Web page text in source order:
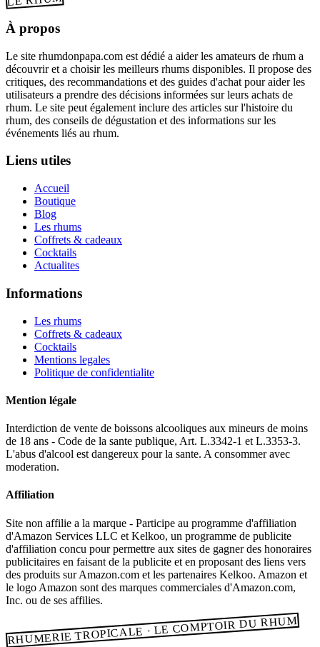
À propos
Le site rhumdonpapa.com est dédié a aider les amateurs de rhum a
découvrir et a choisir les meilleurs rhums disponibles. Il propose des
critiques, des recommandations et des guides d'achat pour aider les
utilisateurs a prendre des décisions informées sur leurs achats de
rhum. Le site peut également inclure des articles sur l'histoire du
rhum, des conseils de dégustation et des informations sur les
événements liés au rhum.
Liens utiles
Accueil
Boutique
Blog
Les rhums
Coffrets & cadeaux
Cocktails
Actualites
Informations
Les rhums
Coffrets & cadeaux
Cocktails
Mentions legales
Politique de confidentialite
Mention légale
Interdiction de vente de boissons alcooliques aux mineurs de moins
de 18 ans - Code de la sante publique, Art. L.3342-1 et L.3353-3.
L'abus d'alcool est dangereux pour la sante. A consommer avec
moderation.
Affiliation
Site non affilie a la marque - Participe au programme d'affiliation
d'Amazon Services LLC et Kelkoo, un programme de publicite
d'affiliation concu pour permettre aux sites de gagner des honoraires
publicitaires en faisant de la publicite et en proposant des liens vers
des produits sur Amazon.com et les partenaires Kelkoo. Amazon et
le logo Amazon sont des marques commerciales d'Amazon.com,
Inc. ou de ses affilies.
RHUMERIE TROPICALE · LE COMPTOIR DU RHUM